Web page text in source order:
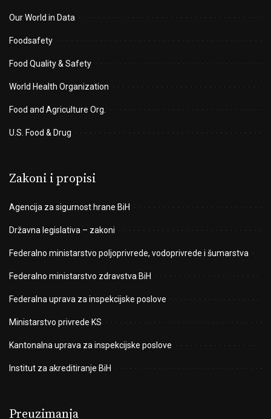
Our World in Data
Foodsafety
Food Quality & Safety
World Health Organization
Food and Agriculture Org.
U.S. Food & Drug
Zakoni i propisi
Agencija za sigurnost hrane BiH
Državna legislativa – zakoni
Federalno ministarstvo poljoprivrede, vodoprivrede i šumarstva
Federalno ministarstvo zdravstva BiH
Federalna uprava za inspekcijske poslove
Ministarstvo privrede KS
Kantonalna uprava za inspekcijske poslove
Institut za akreditiranje BiH
Preuzimanja